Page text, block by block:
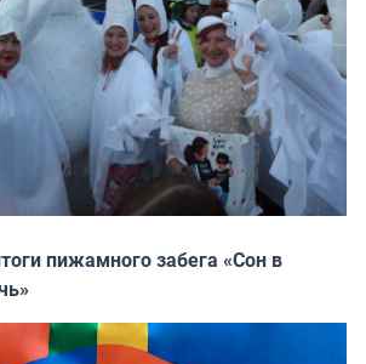
пижамного забега «Сон в